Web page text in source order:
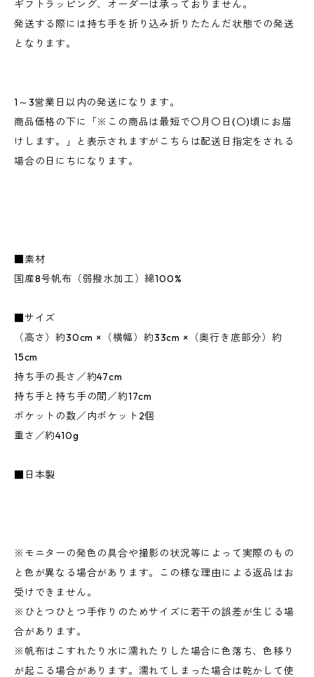
ギフトラッピング、オーダーは承っておりません。
発送する際には持ち手を折り込み折りたたんだ状態での発送
となります。
1～3営業日以内の発送になります。
商品価格の下に「※この商品は最短で〇月〇日(〇)頃にお届
けします。」と表示されますがこちらは配送日指定をされる
場合の日にちになります。
■素材
国産8号帆布（弱撥水加工）綿100%
■サイズ
（高さ）約30cm ×（横幅）約33cm ×（奥行き底部分）約
15cm
持ち手の長さ／約47cm
持ち手と持ち手の間／約17cm
ポケットの数／内ポケット2個
重さ／約410g
■日本製
※モニターの発色の具合や撮影の状況等によって実際のもの
と色が異なる場合があります。この様な理由による返品はお
受けできません。
※ひとつひとつ手作りのためサイズに若干の誤差が生じる場
合があります。
※帆布はこすれたり水に濡れたりした場合に色落ち、色移り
が起こる場合があります。濡れてしまった場合は乾かして使